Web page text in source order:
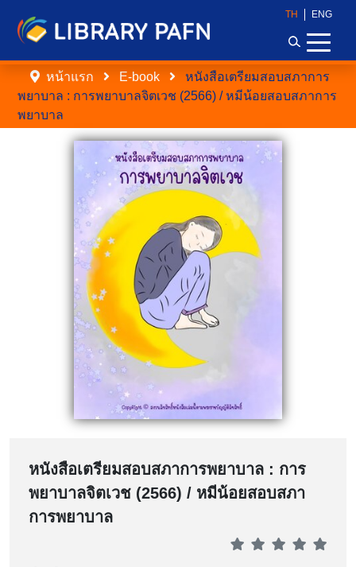
TH ENG
หน้าแรก E-book
หนังสือเตรียมสอบสภาการ
พยาบาล : การพยาบาลจิตเวช (2566) / หมีน้อยสอบสภาการ
พยาบาล
หนังสือเตรียมสอบสภาการพยาบาล : การ
พยาบาลจิตเวช (2566) / หมีน้อยสอบสภา
การพยาบาล